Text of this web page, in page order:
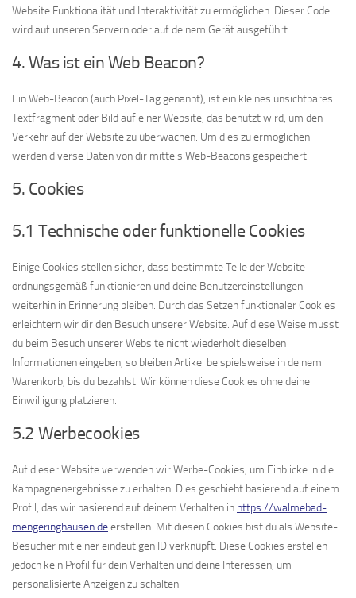
Website Funktionalität und Interaktivität zu ermöglichen. Dieser Code
wird auf unseren Servern oder auf deinem Gerät ausgeführt.
4. Was ist ein Web Beacon?
Ein Web-Beacon (auch Pixel-Tag genannt), ist ein kleines unsichtbares
Textfragment oder Bild auf einer Website, das benutzt wird, um den
Verkehr auf der Website zu überwachen. Um dies zu ermöglichen
werden diverse Daten von dir mittels Web-Beacons gespeichert.
5. Cookies
5.1 Technische oder funktionelle Cookies
Einige Cookies stellen sicher, dass bestimmte Teile der Website
ordnungsgemäß funktionieren und deine Benutzereinstellungen
weiterhin in Erinnerung bleiben. Durch das Setzen funktionaler Cookies
erleichtern wir dir den Besuch unserer Website. Auf diese Weise musst
du beim Besuch unserer Website nicht wiederholt dieselben
Informationen eingeben, so bleiben Artikel beispielsweise in deinem
Warenkorb, bis du bezahlst. Wir können diese Cookies ohne deine
Einwilligung platzieren.
5.2 Werbecookies
Auf dieser Website verwenden wir Werbe-Cookies, um Einblicke in die
Kampagnenergebnisse zu erhalten. Dies geschieht basierend auf einem
Profil, das wir basierend auf deinem Verhalten in https://walmebad-
mengeringhausen.deerstellen. Mit diesen Cookies bist du als Website-
Besucher mit einer eindeutigen ID verknüpft. Diese Cookies erstellen
jedoch kein Profil für dein Verhalten und deine Interessen, um
personalisierte Anzeigen zu schalten.